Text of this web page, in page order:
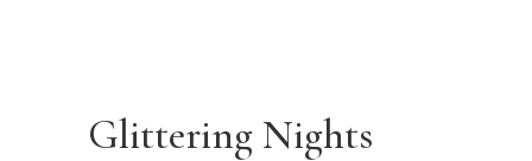
Glittering Nights